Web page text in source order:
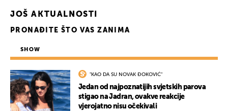
JOŠ AKTUALNOSTI
PRONAĐITE ŠTO VAS ZANIMA
SHOW
"KAO DA SU NOVAK ĐOKOVIĆ"
Jedan od najpoznatijih svjetskih parova
stigao na Jadran, ovakve reakcije
vjerojatno nisu očekivali